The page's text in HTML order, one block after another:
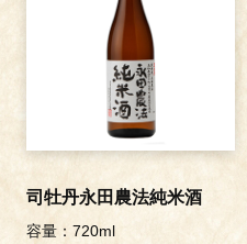
司牡丹永田農法純米酒
容量：720ml